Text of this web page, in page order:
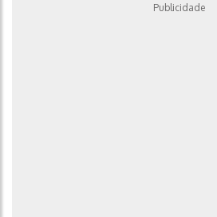
Publicidade